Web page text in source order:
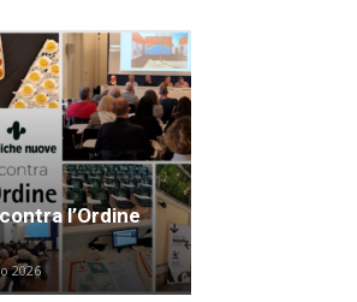
l’Ordine
2026